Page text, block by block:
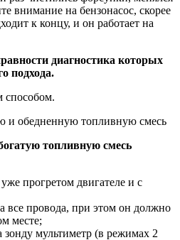
внимание на бензонасос, скорее
к концу, и он работает на
диагностика которых
подхода.
способом.
и обедненную топливную смесь
топливную смесь
прогретом двигателе и с
все провода, при этом он должно
месте;
мультиметр (в режимах 2